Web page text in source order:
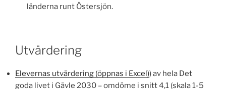
länderna runt Östersjön.
Utvärdering
Elevernas utvärdering (öppnas i Excel)) av hela Det
goda livet i Gävle 2030 – omdöme i snitt 4,1 (skala 1-5